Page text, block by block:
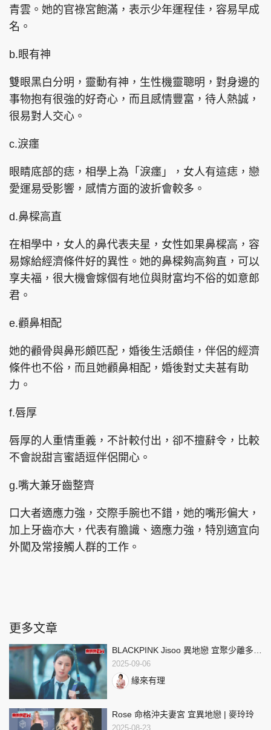
青雲。她的官祿宮飽滿，表示少年運程佳，容易早成
名。
b.眼有神
雙眼黑白分明，靈動有神，生性機靈聰明，對身邊的
事物抱有很強的好奇心，而且感情豐富，待人熱誠，
很易對人交心。
c.淚癦
眼睛底部的痣，相學上為「淚癦」，女人有這痣，戀
愛運易受影響，感情方面的波折會較多。
d.鼻樑高直
在相學中，女人的鼻代表夫星，女性如果鼻樑高，容
易嫁給經濟條件好的異性。她的鼻樑夠高夠直，可以
享夫福，很大機會嫁個有地位與財富均不俗的如意郎
君。
e.顴鼻相配
她的顴骨與鼻形頗匹配，婚後生活頗佳，伴侶的經濟
條件也不俗，而且她顴鼻相配，婚後對丈夫甚有助
力。
f.唇厚
唇厚的人重情重義，不計較付出，卻不擅辭令，比較
不會說甜言蜜語逗伴侶開心。
g.嘴大兼牙齒整齊
口大者適應力強，交際手腕也不錯，她的嘴形偏大，
加上牙齒亦大，代表有膽識、適應力強，特別適宜向
外闖及常接觸人群的工作。
更多文章
BLACKPINK Jisoo 異地戀 宜聚少離多 |
麥玲玲
2025-09-06
緣來有理
Rose 命格沖夫妻宮 宜異地戀 | 麥玲玲
2025-08-23